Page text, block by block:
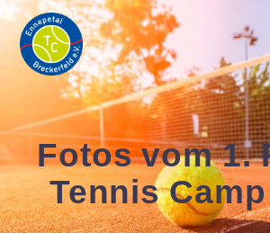
Fotos vom 1.
Tennis